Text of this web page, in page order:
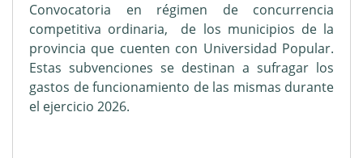
Convocatoria en régimen de concurrencia
competitiva ordinaria, de los municipios de la
provincia que cuenten con Universidad Popular.
Estas subvenciones se destinan a sufragar los
gastos de funcionamiento de las mismas durante
el ejercicio 2026.